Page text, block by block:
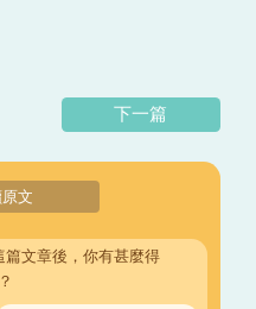
下一篇
文
文章後，你有甚麼得